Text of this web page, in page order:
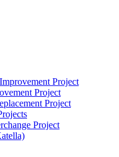
Project
Project
Project
Project